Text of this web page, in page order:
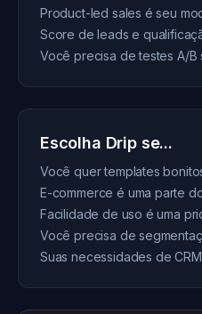
Product-led sales é seu
Score de leads e
Você precisa de testes A/B
Escolha Drip se...
Você quer templates
E-commerce é uma parte
Facilidade de uso é uma
Você precisa de
Suas necessidades de